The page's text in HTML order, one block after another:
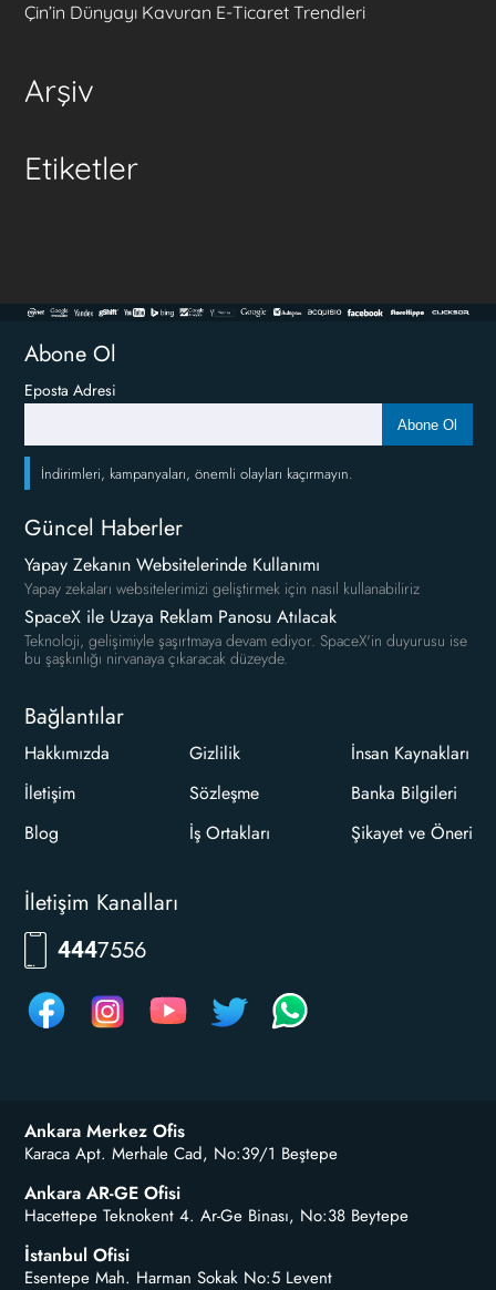
Çin’in Dünyayı Kavuran E-Ticaret Trendleri
Arşiv
Etiketler
Abone Ol
Eposta Adresi
Abone Ol
İndirimleri, kampanyaları, önemli olayları kaçırmayın.
Güncel Haberler
Yapay Zekanın Websitelerinde Kullanımı
Yapay zekaları websitelerimizi geliştirmek için nasıl kullanabiliriz
SpaceX ile Uzaya Reklam Panosu Atılacak
Teknoloji, gelişimiyle şaşırtmaya devam ediyor. SpaceX'in duyurusu ise
bu şaşkınlığı nirvanaya çıkaracak düzeyde.
Bağlantılar
Hakkımızda
İletişim
Blog
Gizlilik
Sözleşme
İş Ortakları
İnsan Kaynakları
Banka Bilgileri
Şikayet ve Öneri
İletişim Kanalları
4447556
Ankara Merkez Ofis
Karaca Apt. Merhale Cad, No:39/1 Beştepe
Ankara AR-GE Ofisi
Hacettepe Teknokent 4. Ar-Ge Binası, No:38 Beytepe
İstanbul Ofisi
Esentepe Mah. Harman Sokak No:5 Levent